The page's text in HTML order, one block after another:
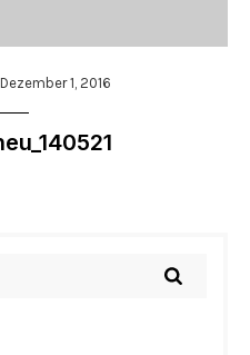
Dezember 1, 2016